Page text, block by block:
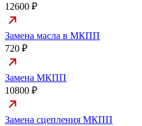
12600 ₽
Замена масла в МКПП
720 ₽
Замена МКПП
10800 ₽
Замена сцепления МКПП